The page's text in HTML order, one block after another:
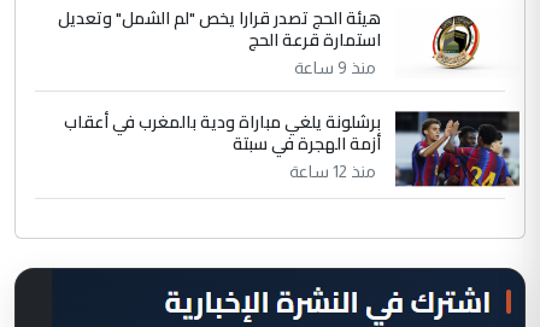
هيئة الحج تصدر قرارا يخص "لم الشمل" وتعديل
استمارة قرعة الحج
منذ 9 ساعة
برشلونة يلغي مباراة ودية بالمغرب في أعقاب
أزمة الهجرة في سبتة
منذ 12 ساعة